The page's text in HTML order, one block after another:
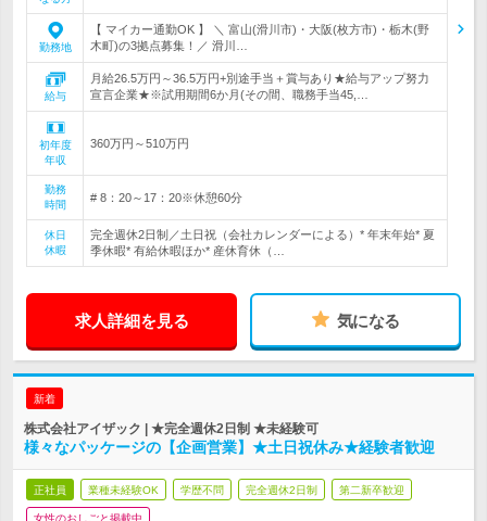
勤務地
【 マイカー通勤OK 】 ＼ 富山(滑川市)・大阪(枚方市)・栃木(野
木町)の3拠点募集！／ 滑川…
給与
月給26.5万円～36.5万円+別途手当＋賞与あり★給与アップ努力
宣言企業★※試用期間6か月(その間、職務手当45,…
初年度
年収
360万円～510万円
勤務
時間
# 8：20～17：20※休憩60分
休日
休暇
完全週休2日制／土日祝（会社カレンダーによる）* 年末年始* 夏
季休暇* 有給休暇ほか* 産休育休（…
求人詳細を見る 気になる
新着
株式会社アイザック | ★完全週休2日制 ★未経験可
様々なパッケージの【企画営業】★土日祝休み★経験者歓迎
正社員 業種未経験OK 学歴不問 完全週休2日制 第二新卒歓迎
女性のおしごと掲載中